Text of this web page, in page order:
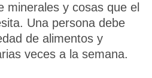
minerales y cosas que el
Una persona debe
de alimentos y
veces a la semana.